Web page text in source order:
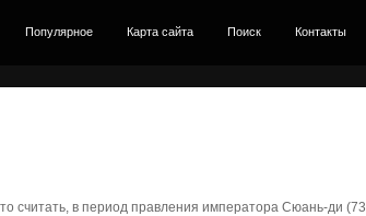
Популярное Карта сайта Поиск Контакты
считать, в период правления императора Сюань-ди (73